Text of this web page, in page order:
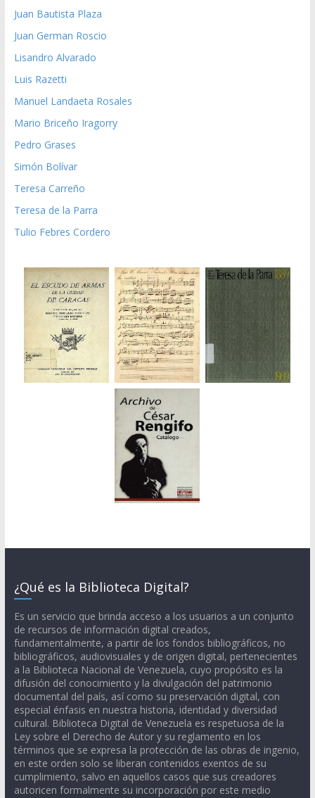
Juan Bautista Plaza
Juan German Roscio
Lisandro Alvarado
Luis Razetti
Manuel Landaeta Rosales
Mario Briceño Iragorry
Pedro Grases
Simón Bolívar
Teresa Carreño
Teresa de la Parra
Tulio Febres Cordero
¿Qué es la Biblioteca Digital?
Es un servicio que brinda acceso a los usuarios a un conjunto
de recursos de información digital creados,
fundamentalmente, a partir de los fondos bibliográficos, no
bibliográficos, audiovisuales y de origen digital, pertenecientes
a la Biblioteca Nacional de Venezuela, cuyo propósito es la
difusión del conocimiento y la divulgación del patrimonio
documental del país, así como su preservación digital, con
especial énfasis en nuestra historia, identidad y diversidad
cultural. Biblioteca Digital de Venezuela es respetuosa de la
Ley sobre el Derecho de Autor y su reglamento en los
términos que se expresa la protección de las obras de ingenio,
en este orden solo se liberan contenidos exentos de su
cumplimiento, salvo en aquellos casos que sus creadores
autoricen formalmente su incorporación por este medio